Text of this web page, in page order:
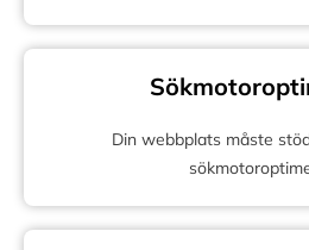
Din webbplats måste